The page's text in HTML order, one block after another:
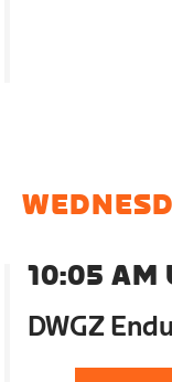
10:05 AM
DWGZ